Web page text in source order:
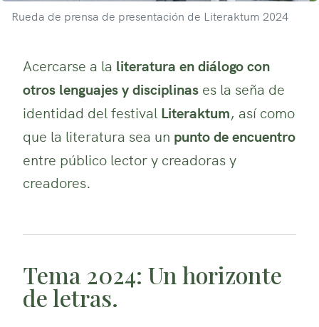
Rueda de prensa de presentación de Literaktum 2024
Acercarse a la literatura en diálogo con
otros lenguajes y disciplinas es la seña de
identidad del festival Literaktum, así como
que la literatura sea un punto de encuentro
entre público lector y creadoras y
creadores.
Tema 2024: Un horizonte
de letras.